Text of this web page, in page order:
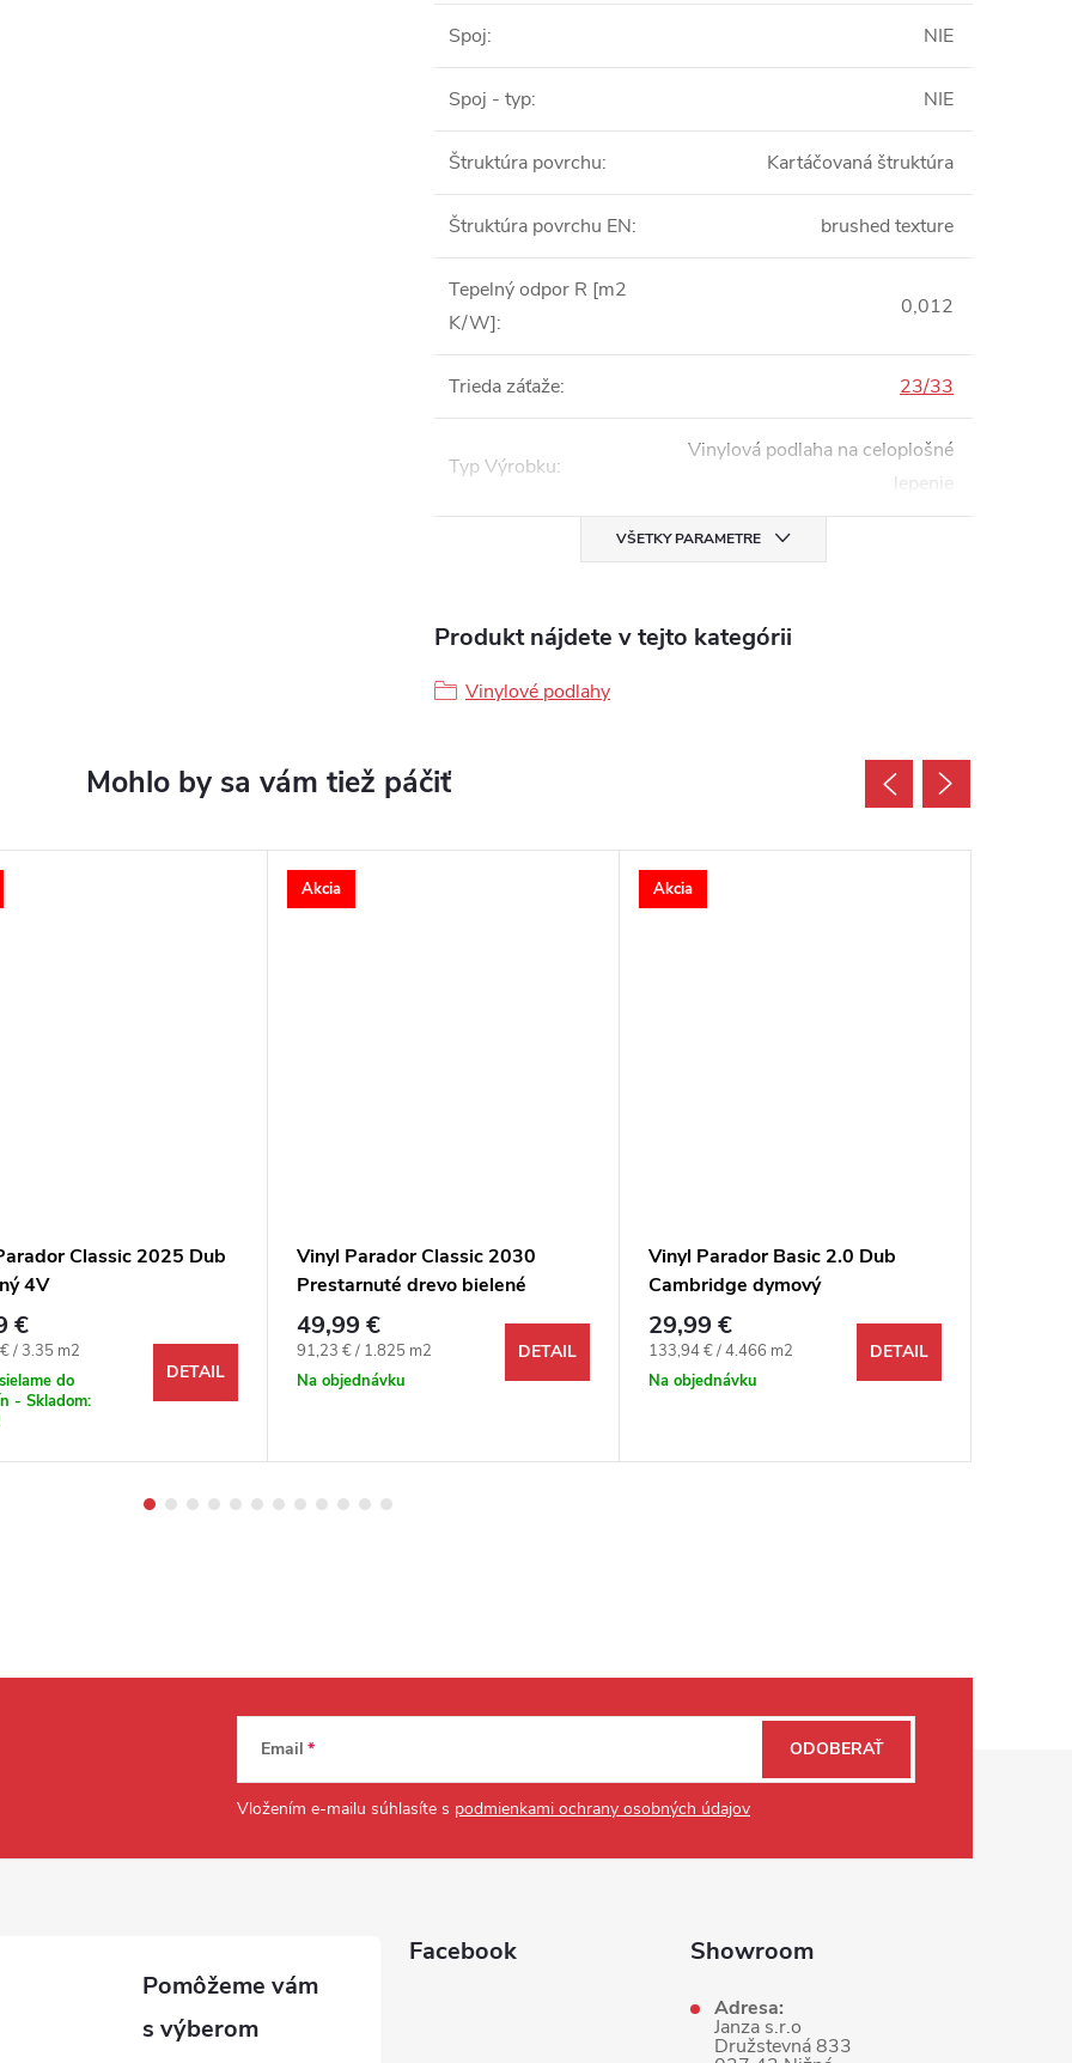
Spoj: NIE
Spoj - typ: NIE
Štruktúra povrchu: Kartáčovaná štruktúra
Štruktúra povrchu EN: brushed texture
Tepelný odpor R [m2
K/W]:
0,012
Trieda záťaže: 23/33
Typ Výrobku:
Vinylová podlaha na celoplošné
lepenie
VŠETKY PARAMETRE
Produkt nájdete v tejto kategórii
Vinylové podlahy
Classic 2025 Dub
4V
€
cena:
/ 3.35 m2
do
- Skladom:
DETAIL
Akcia
Vinyl Parador Classic 2030
Prestarnuté drevo bielené
49,99 €
Jednotková cena:
91,23 € / 1.825 m2
Na objednávku
DETAIL
Akcia
Vinyl Parador Basic 2.0 Dub
Cambridge dymový
29,99 €
Jednotková cena:
133,94 € / 4.466 m2
Na objednávku
DETAIL
Email
Vložením e-mailu súhlasíte s podmienkami ochrany osobných údajov
ODOBERAŤ
Facebook Showroom
Adresa:
Janza s.r.o
Družstevná 833